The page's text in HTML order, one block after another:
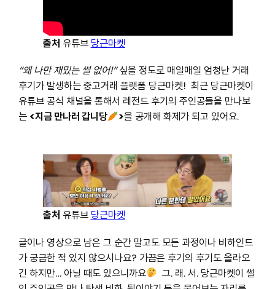
출처 유튜브 당근마켓
“왜 나만 재밌는 썰 없어!”싶을 정도로 매일매일 엄청난 거래
후기가 발생하는 중고거래 플랫폼 당근마켓! 최근 당근마켓이
유튜브 공식 채널을 통해서 레전드 후기의 주인공들을 만나보
는 <지금 만나러 갑니당 >을 공개해 화제가 되고 있어요.
출처 유튜브 당근마켓
글이나 영상으로 남은 그 순간 말고도 모든 과정이나 비하인드
가 궁금한 적 있지 않으시나요? 가끔은 후기의 후기도 올라오
긴 하지만… 아닐 때도 있으니까요
그. 래. 서. 당근마켓이 썰